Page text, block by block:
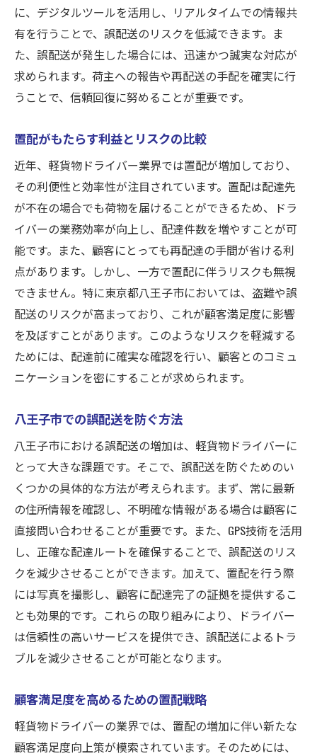
に、デジタルツールを活用し、リアルタイムでの情報共
有を行うことで、誤配送のリスクを低減できます。ま
た、誤配送が発生した場合には、迅速かつ誠実な対応が
求められます。荷主への報告や再配送の手配を確実に行
うことで、信頼回復に努めることが重要です。
置配がもたらす利益とリスクの比較
近年、軽貨物ドライバー業界では置配が増加しており、
その利便性と効率性が注目されています。置配は配達先
が不在の場合でも荷物を届けることができるため、ドラ
イバーの業務効率が向上し、配達件数を増やすことが可
能です。また、顧客にとっても再配達の手間が省ける利
点があります。しかし、一方で置配に伴うリスクも無視
できません。特に東京都八王子市においては、盗難や誤
配送のリスクが高まっており、これが顧客満足度に影響
を及ぼすことがあります。このようなリスクを軽減する
ためには、配達前に確実な確認を行い、顧客とのコミュ
ニケーションを密にすることが求められます。
八王子市での誤配送を防ぐ方法
八王子市における誤配送の増加は、軽貨物ドライバーに
とって大きな課題です。そこで、誤配送を防ぐためのい
くつかの具体的な方法が考えられます。まず、常に最新
の住所情報を確認し、不明確な情報がある場合は顧客に
直接問い合わせることが重要です。また、GPS技術を活用
し、正確な配達ルートを確保することで、誤配送のリス
クを減少させることができます。加えて、置配を行う際
には写真を撮影し、顧客に配達完了の証拠を提供するこ
とも効果的です。これらの取り組みにより、ドライバー
は信頼性の高いサービスを提供でき、誤配送によるトラ
ブルを減少させることが可能となります。
顧客満足度を高めるための置配戦略
軽貨物ドライバーの業界では、置配の増加に伴い新たな
顧客満足度向上策が模索されています。そのためには、